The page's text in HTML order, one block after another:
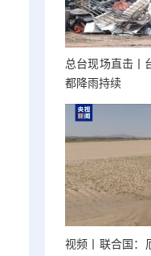
总台现场直击丨
都降雨持续
视频丨联合国：